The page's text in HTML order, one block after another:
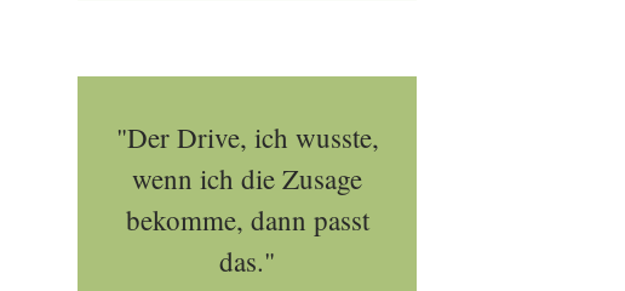
"Der Drive, ich wusste,
wenn ich die Zusage
bekomme, dann passt
das."